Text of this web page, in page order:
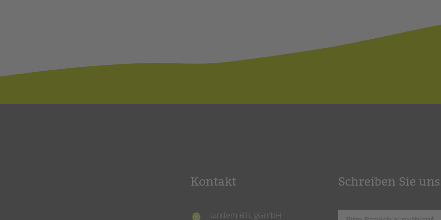
Kontakt
tandem BTL gGmbH
Schreiben Sie